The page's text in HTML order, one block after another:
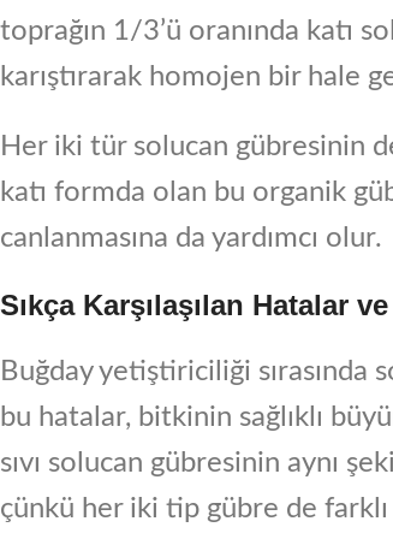
toprağın 1/3’ü oranında katı
karıştırarak homojen bir hale
Her iki tür solucan gübresinin
katı formda olan bu organik
canlanmasına da yardımcı olur.
Sıkça Karşılaşılan Hatalar
Buğday yetiştiriciliği sırasında
bu hatalar, bitkinin sağlıklı
sıvı solucan gübresinin aynı
çünkü her iki tip gübre de